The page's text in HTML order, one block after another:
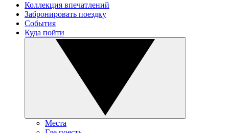
Коллекция впечатлений
Забронировать поездку
События
Куда пойти
Места